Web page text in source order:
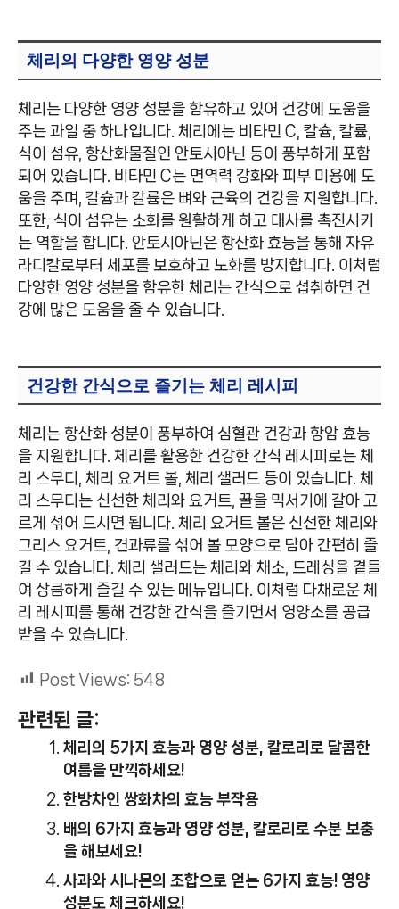
체리의 다양한 영양 성분
체리는 다양한 영양 성분을 함유하고 있어 건강에 도움을
주는 과일 중 하나입니다. 체리에는 비타민 C, 칼슘, 칼륨,
식이 섬유, 항산화물질인 안토시아닌 등이 풍부하게 포함
되어 있습니다. 비타민 C는 면역력 강화와 피부 미용에 도
움을 주며, 칼슘과 칼륨은 뼈와 근육의 건강을 지원합니다.
또한, 식이 섬유는 소화를 원활하게 하고 대사를 촉진시키
는 역할을 합니다. 안토시아닌은 항산화 효능을 통해 자유
라디칼로부터 세포를 보호하고 노화를 방지합니다. 이처럼
다양한 영양 성분을 함유한 체리는 간식으로 섭취하면 건
강에 많은 도움을 줄 수 있습니다.
건강한 간식으로 즐기는 체리 레시피
체리는 항산화 성분이 풍부하여 심혈관 건강과 항암 효능
을 지원합니다. 체리를 활용한 건강한 간식 레시피로는 체
리 스무디, 체리 요거트 볼, 체리 샐러드 등이 있습니다. 체
리 스무디는 신선한 체리와 요거트, 꿀을 믹서기에 갈아 고
르게 섞어 드시면 됩니다. 체리 요거트 볼은 신선한 체리와
그리스 요거트, 견과류를 섞어 볼 모양으로 담아 간편히 즐
길 수 있습니다. 체리 샐러드는 체리와 채소, 드레싱을 곁들
여 상큼하게 즐길 수 있는 메뉴입니다. 이처럼 다채로운 체
리 레시피를 통해 건강한 간식을 즐기면서 영양소를 공급
받을 수 있습니다.
Post Views: 548
관련된 글:
체리의 5가지 효능과 영양 성분, 칼로리로 달콤한
여름을 만끽하세요!
한방차인 쌍화차의 효능 부작용
배의 6가지 효능과 영양 성분, 칼로리로 수분 보충
을 해보세요!
사과와 시나몬의 조합으로 얻는 6가지 효능! 영양
성분도 체크하세요!